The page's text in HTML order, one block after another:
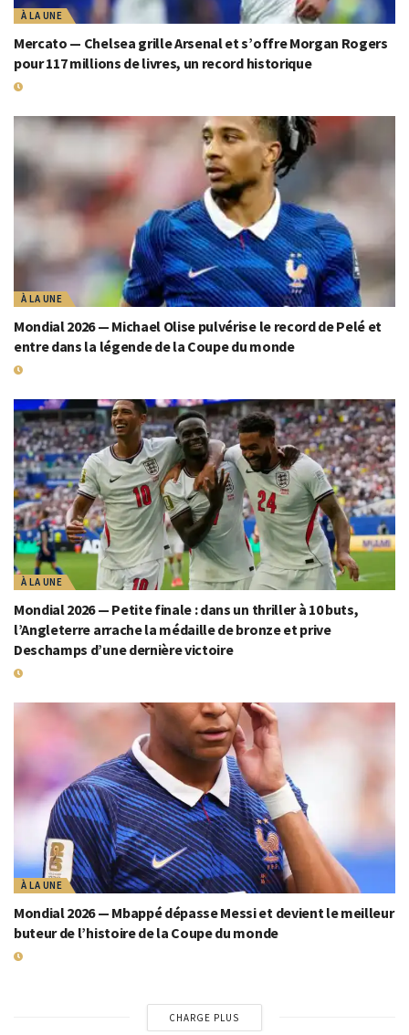
À LA UNE
Mercato — Chelsea grille Arsenal et s’offre Morgan Rogers
pour 117 millions de livres, un record historique
À LA UNE
Mondial 2026 — Michael Olise pulvérise le record de Pelé et
entre dans la légende de la Coupe du monde
À LA UNE
Mondial 2026 — Petite finale : dans un thriller à 10 buts,
l’Angleterre arrache la médaille de bronze et prive
Deschamps d’une dernière victoire
À LA UNE
Mondial 2026 — Mbappé dépasse Messi et devient le meilleur
buteur de l’histoire de la Coupe du monde
CHARGE PLUS